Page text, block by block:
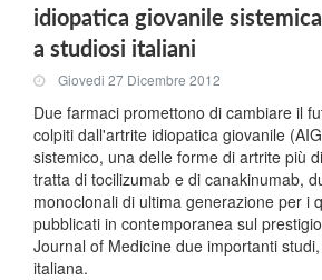
idiopatica giovanile
a studiosi italiani
Giovedi 27 Dicembre 2012
Due farmaci promettono di cambiare il
colpiti dall'artrite idiopatica giovanile
sistemico, una delle forme di artrite più
tratta di tocilizumab e di canakinumab,
monoclonali di ultima generazione per i
pubblicati in contemporanea sul
Journal of Medicine due importanti
italiana.